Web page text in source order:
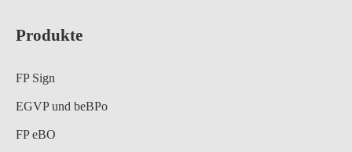
Produkte
FP Sign
EGVP und beBPo
FP eBO